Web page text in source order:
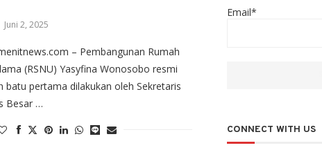
Juni 2, 2025
– Pembangunan Rumah
(RSNU) Yasyfina Wonosobo resmi
batu pertama dilakukan oleh Sekretaris
Besar …
Email*
CONNECT WITH US